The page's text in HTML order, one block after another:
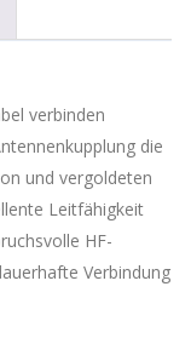
verbinden
die
und vergoldeten
Leitfähigkeit
HF-
Verbindung